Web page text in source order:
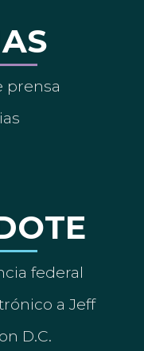
prensa
federal
a Jeff
D.C.